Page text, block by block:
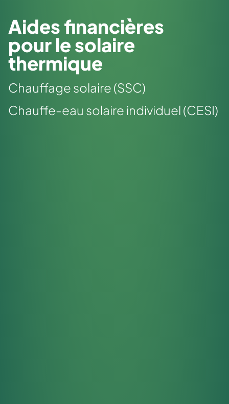
Aides financières
pour le solaire
thermique
Chauffage solaire (SSC)
Chauffe-eau solaire individuel (CESI)